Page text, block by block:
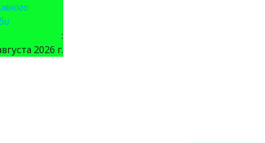
:
2026 г.